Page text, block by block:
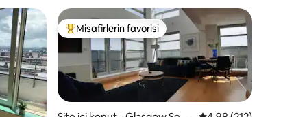
arasındaMisafirlerin favorilerinden en beğenilenler arasında
Misafirlerin favorisi